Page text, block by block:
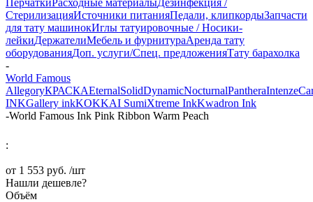
СтерилизацияИсточники питанияПедали, клипкордыЗапчасти
для тату машинокИглы татуировочные / Носики-
лейкиДержателиМебель и фурнитураАренда тату
оборудованияДоп. услуги/Спец. предложенияТату барахолка
-
World Famous
AllegoryКРАСКАEternalSolidDynamicNocturnalPantheraIntenze
INKGallery inkKOKKAI SumiXtreme InkKwadron Ink
-World Famous Ink Pink Ribbon Warm Peach
:
от 1 553 руб. /шт
Нашли дешевле?
Объём